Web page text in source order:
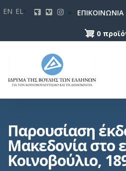
κυρίως
περιεχόμενο
EN EL ΕΠΙΚΟΙΝΩΝΙΑ
0
Παρουσίαση
Μακεδονία στο
Κοινοβούλιο,